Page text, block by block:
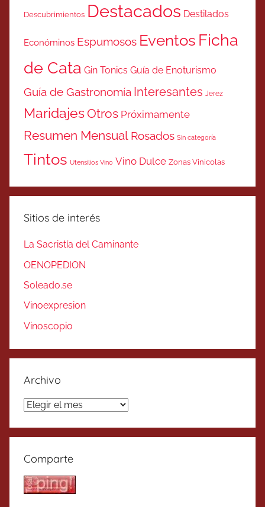
Descubrimientos Destacados Destilados
Económinos Espumosos Eventos Ficha
de Cata Gin Tonics Guía de Enoturismo
Guía de Gastronomía Interesantes Jerez
MaridajesOtros Próximamente
Resumen Mensual Rosados Sin categoría
Tintos Utensilios Vino Vino Dulce Zonas Vinicolas
Sitios de interés
La Sacristía del Caminante
OENOPEDION
Soleado.se
Vinoexpresion
Vinoscopio
Archivo
Archivo
Comparte